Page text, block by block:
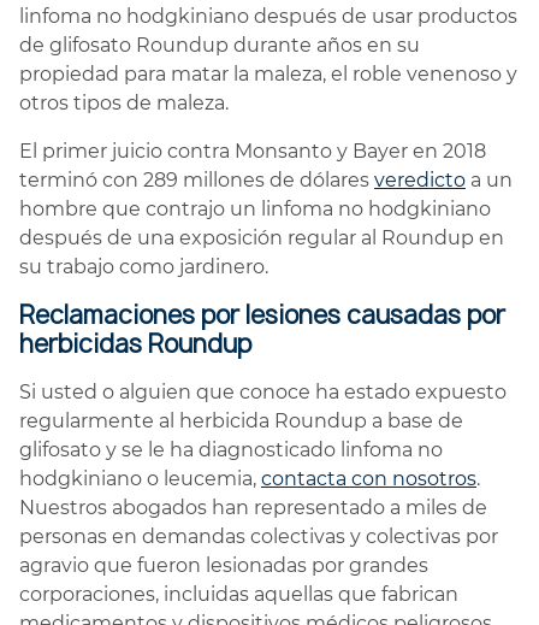
linfoma no hodgkiniano después de usar productos
de glifosato Roundup durante años en su
propiedad para matar la maleza, el roble venenoso y
otros tipos de maleza.
El primer juicio contra Monsanto y Bayer en 2018
terminó con 289 millones de dólares veredicto a un
hombre que contrajo un linfoma no hodgkiniano
después de una exposición regular al Roundup en
su trabajo como jardinero.
Reclamaciones por lesiones causadas por
herbicidas Roundup
Si usted o alguien que conoce ha estado expuesto
regularmente al herbicida Roundup a base de
glifosato y se le ha diagnosticado linfoma no
hodgkiniano o leucemia, contacta con nosotros.
Nuestros abogados han representado a miles de
personas en demandas colectivas y colectivas por
agravio que fueron lesionadas por grandes
corporaciones, incluidas aquellas que fabrican